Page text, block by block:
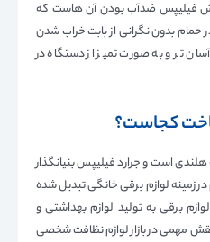
فیلیپس ضدآب بودن آن هاست که
حمام بدون نگرانی از بابت خراب شدن
تر و به صورت تمیز از دستگاه در
کجاست؟
است و جرارد فیلیپس بنیانگذار
زمینه لوازم برقی خانگی تبدیل شده
برقی به تولید لوازم بهداشتی و
مهمی در بازار لوازم نظافت شخصی